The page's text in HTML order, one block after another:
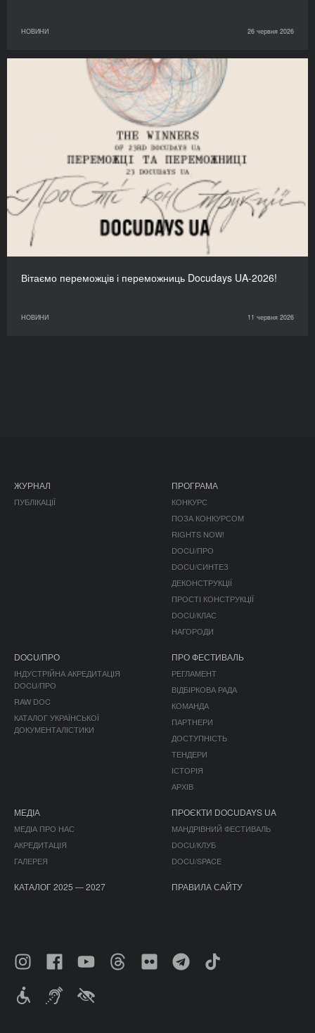
НОВИНИ 26 червня 2026
Вітаємо переможців і переможниць Docudays UA-2026!
НОВИНИ 11 червня 2026
ЖУРНАЛ
ПУБЛІКАЦІЇ
ПРОГРАМА
КОНКУРС
ПОЗА КОНКУРСОМ
RIGHTS NOW!
DOCU/ПРО
DOCU/СИНТЕЗ
ДЕКОНСТРУКЦІЇ
ПРОСТІ КОНСТРУКЦІЇ
DOCU/КЛАС
НАГОРОДИ
DOCU/ПРО
ІНДУСТРІЙНА АКРЕДИТАЦІЯ
DOCU/ПРО
RAW DOC
КАТАЛОГ УКРАЇНСЬКОЇ
ДОКУМЕНТАЛІСТИКИ
ПРО ФЕСТИВАЛЬ
РЕГЛАМЕНТ
ВІДБІРКОВА РАДА
КОМАНДА
ПАРТНЕРИ
ДОСТУПНІСТЬ
ТЕНДЕРИ
ІСТОРІЯ
АРХІВ
МЕДІА
МЕДІА ПРО НАС
АКРЕДИТАЦІЯ
ГАЛЕРЕЯ
ПРОЄКТИ DOCUDAYS UA
МАНДРІВНИЙ ФЕСТИВАЛЬ
DOCU/КЛУБ
DOCU/SPACE
КАТАЛОГ 2025 — 2027 ПРАВИЛА САЙТУ